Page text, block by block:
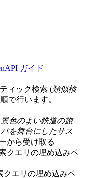
ガイド
ィック検索 (類似検
で行います。
景色のよい鉄道の旅
を舞台にしたサス
から受け取る
クエリの埋め込みベ
クエリの埋め込みベ